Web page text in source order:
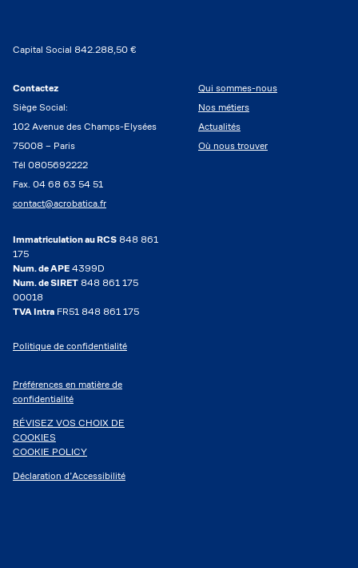
Capital Social 842.288,50 €
Contactez
Siège Social:
102 Avenue des Champs-Elysées
75008 – Paris
Tél 0805692222
Fax. 04 68 63 54 51
contact@acrobatica.fr
Qui sommes-nous
Nos métiers
Actualités
Où nous trouver
Immatriculation au RCS 848 861
175
Num. de APE 4399D
Num. de SIRET 848 861 175
00018
TVA Intra FR51 848 861 175
Politique de confidentialité
Préférences en matière de
confidentialité
RÉVISEZ VOS CHOIX DE
COOKIES
COOKIE POLICY
Déclaration d’Accessibilité